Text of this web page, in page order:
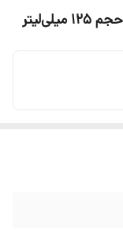
فوم شستشوی عمیق سنتلا SKIN1004 حجم ۱۲۵ میلی‌لیتر